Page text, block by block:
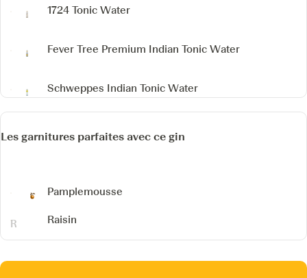
1724 Tonic Water
Fever Tree Premium Indian Tonic Water
Schweppes Indian Tonic Water
Les garnitures parfaites avec ce gin
Pamplemousse
Raisin